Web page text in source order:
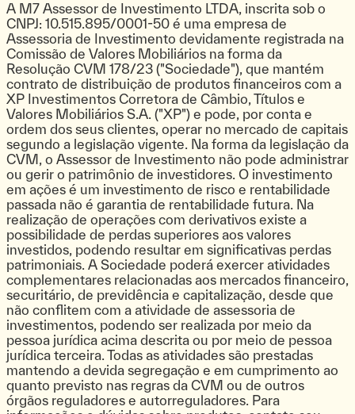
A M7 Assessor de Investimento LTDA, inscrita sob o
CNPJ: 10.515.895/0001-50 é uma empresa de
Assessoria de Investimento devidamente registrada na
Comissão de Valores Mobiliários na forma da
Resolução CVM 178/23 ("Sociedade"), que mantém
contrato de distribuição de produtos financeiros com a
XP Investimentos Corretora de Câmbio, Títulos e
Valores Mobiliários S.A. ("XP") e pode, por conta e
ordem dos seus clientes, operar no mercado de capitais
segundo a legislação vigente. Na forma da legislação da
CVM, o Assessor de Investimento não pode administrar
ou gerir o patrimônio de investidores. O investimento
em ações é um investimento de risco e rentabilidade
passada não é garantia de rentabilidade futura. Na
realização de operações com derivativos existe a
possibilidade de perdas superiores aos valores
investidos, podendo resultar em significativas perdas
patrimoniais. A Sociedade poderá exercer atividades
complementares relacionadas aos mercados financeiro,
securitário, de previdência e capitalização, desde que
não conflitem com a atividade de assessoria de
investimentos, podendo ser realizada por meio da
pessoa jurídica acima descrita ou por meio de pessoa
jurídica terceira. Todas as atividades são prestadas
mantendo a devida segregação e em cumprimento ao
quanto previsto nas regras da CVM ou de outros
órgãos reguladores e autorreguladores. Para